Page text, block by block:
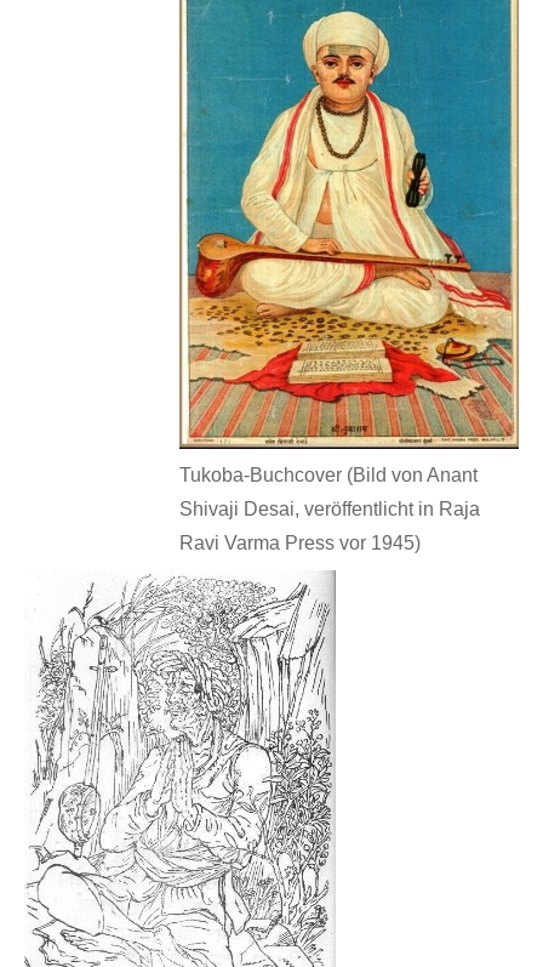
Tukoba-Buchcover (Bild von Anant
Shivaji Desai, veröffentlicht in Raja
Ravi Varma Press vor 1945)